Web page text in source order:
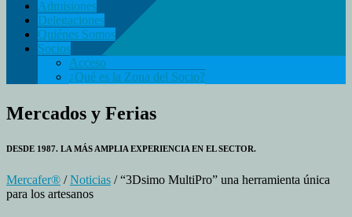
Admisiones
Delegaciones
Quiénes Somos
Socios
Acceso
¿Qué es la Zona del Socio?
Mercados y Ferias
DESDE 1987. LA MÁS AMPLIA EXPERIENCIA EN EL SECTOR.
Mercafer® /Noticias / “3Dsimo MultiPro” una herramienta única
para los artesanos